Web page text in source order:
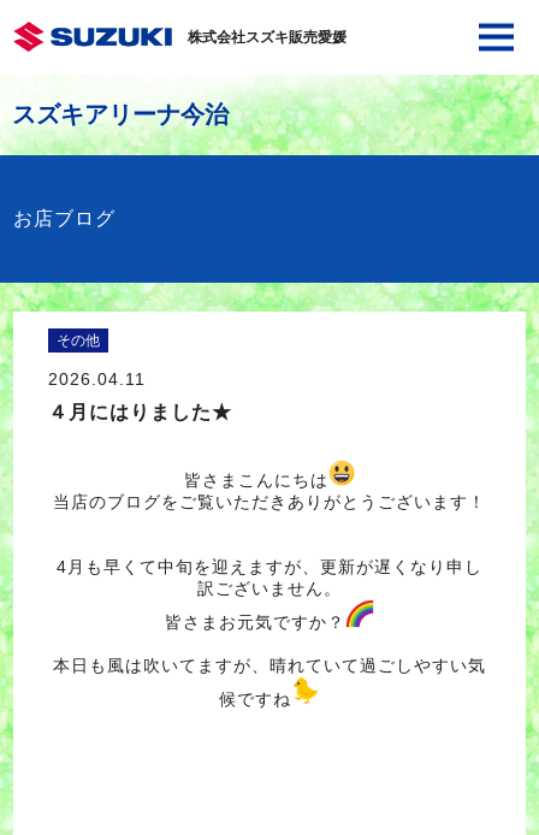
株式会社スズキ販売愛媛
スズキアリーナ今治
お店ブログ
その他
2026.04.11
４月にはりました★
皆さまこんにちは
当店のブログをご覧いただきありがとうございます！
4月も早くて中旬を迎えますが、更新が遅くなり申し
訳ございません。
皆さまお元気ですか？
本日も風は吹いてますが、晴れていて過ごしやすい気
候ですね